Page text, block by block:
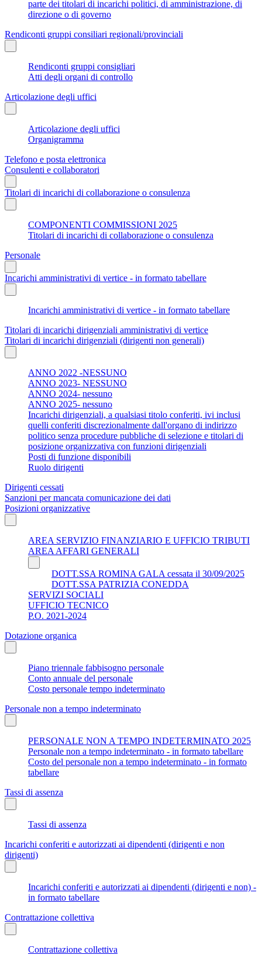
parte dei titolari di incarichi politici, di amministrazione, di
direzione o di governo
Rendiconti gruppi consiliari regionali/provinciali
Rendiconti gruppi consigliari
Atti degli organi di controllo
Articolazione degli uffici
Articolazione degli uffici
Organigramma
Telefono e posta elettronica
Consulenti e collaboratori
Titolari di incarichi di collaborazione o consulenza
COMPONENTI COMMISSIONI 2025
Titolari di incarichi di collaborazione o consulenza
Personale
Incarichi amministrativi di vertice - in formato tabellare
Incarichi amministrativi di vertice - in formato tabellare
Titolari di incarichi dirigenziali amministrativi di vertice
Titolari di incarichi dirigenziali (dirigenti non generali)
ANNO 2022 -NESSUNO
ANNO 2023- NESSUNO
ANNO 2024- nessuno
ANNO 2025- nessuno
Incarichi dirigenziali, a qualsiasi titolo conferiti, ivi inclusi
quelli conferiti discrezionalmente dall'organo di indirizzo
politico senza procedure pubbliche di selezione e titolari di
posizione organizzativa con funzioni dirigenziali
Posti di funzione disponibili
Ruolo dirigenti
Dirigenti cessati
Sanzioni per mancata comunicazione dei dati
Posizioni organizzative
AREA SERVIZIO FINANZIARIO E UFFICIO TRIBUTI
AREA AFFARI GENERALI
DOTT.SSA ROMINA GALA cessata il 30/09/2025
DOTT.SSA PATRIZIA CONEDDA
SERVIZI SOCIALI
UFFICIO TECNICO
P.O. 2021-2024
Dotazione organica
Piano triennale fabbisogno personale
Conto annuale del personale
Costo personale tempo indeterminato
Personale non a tempo indeterminato
PERSONALE NON A TEMPO INDETERMINATO 2025
Personale non a tempo indeterminato - in formato tabellare
Costo del personale non a tempo indeterminato - in formato
tabellare
Tassi di assenza
Tassi di assenza
Incarichi conferiti e autorizzati ai dipendenti (dirigenti e non
dirigenti)
Incarichi conferiti e autorizzati ai dipendenti (dirigenti e non) -
in formato tabellare
Contrattazione collettiva
Contrattazione collettiva